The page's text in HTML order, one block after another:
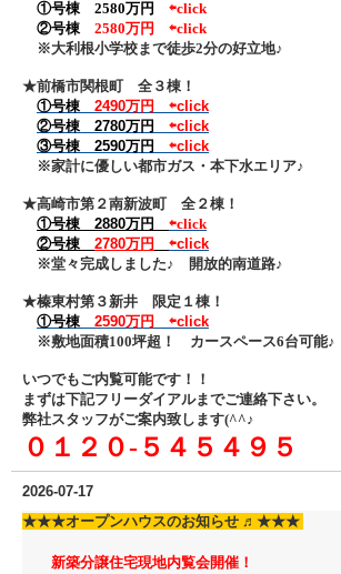
①号棟 2580万円
⇦click
②号棟
2580万円
⇦click
※大利根小学校まで徒歩2分の好立地♪
★前橋市関根町 全３棟！
①号棟 2490万円
⇦click
②号棟 2780万円
⇦click
③号棟 2590万円
⇦click
※家計に優しい都市ガス・本下水エリア♪
★高崎市第２南新波町 全２棟！
①号棟 2880万円 ⇦click
②号棟 2780万円
⇦click
※堂々完成しました♪ 開放的南道路♪
★榛東村第３新井 限定１棟！
①号棟
2590万円 ⇦click
※敷地面積100坪超！ カースペース6台可能♪
いつでもご内覧可能です！！
まずは下記フリーダイアルまでご連絡下さい。
弊社スタッフがご案内致します(^^♪
０１２０‐５４５４９５
2026-07-17
★★★オープンハウスのお知らせ ♬ ★★★
新築分譲住宅現地内覧会開催！